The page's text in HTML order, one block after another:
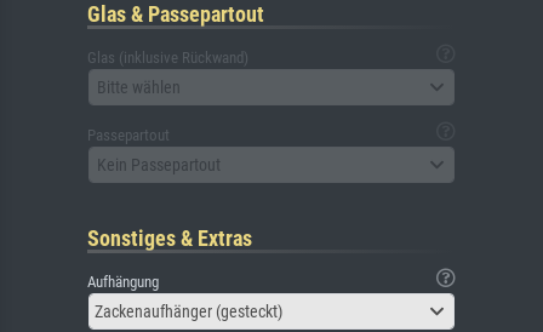
Glas & Passepartout
Glas (inklusive Rückwand)
Bitte wählen
Passepartout
Kein Passepartout
Sonstiges & Extras
Aufhängung
Zackenaufhänger (gesteckt)